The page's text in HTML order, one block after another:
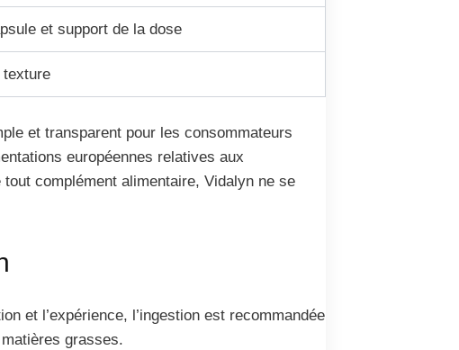
et support de la dose
texture
et transparent pour les consommateurs
européennes relatives aux
complément alimentaire, Vidalyn ne se
et l’expérience, l’ingestion est recommandée
grasses.